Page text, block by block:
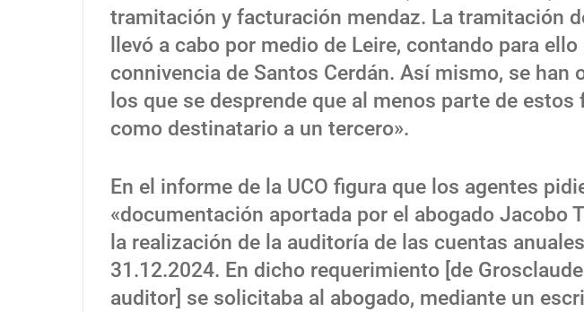
tramitación y facturación mendaz. La tramitación
llevó a cabo por medio de Leire, contando para
connivencia de Santos Cerdán. Así mismo, se han
los que se desprende que al menos parte de
como destinatario a un tercero».
En el informe de la UCO figura que los agentes
«documentación aportada por el abogado Jacobo
la realización de la auditoría de las cuentas
31.12.2024. En dicho requerimiento [de
auditor] se solicitaba al abogado, mediante un